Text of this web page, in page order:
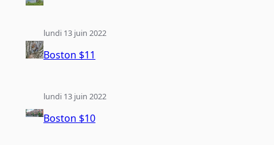
Boston $11
lundi 13 juin 2022
Boston $10
lundi 13 juin 2022